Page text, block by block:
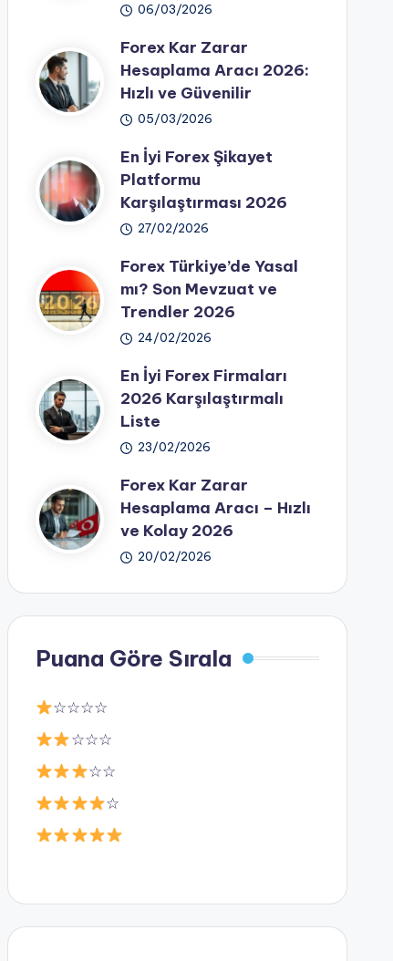
06/03/2026
Forex Kar Zarar
Hesaplama Aracı 2026:
Hızlı ve Güvenilir
05/03/2026
En İyi Forex Şikayet
Platformu
Karşılaştırması 2026
27/02/2026
Forex Türkiye’de Yasal
mı? Son Mevzuat ve
Trendler 2026
24/02/2026
En İyi Forex Firmaları
2026 Karşılaştırmalı
Liste
23/02/2026
Forex Kar Zarar
Hesaplama Aracı – Hızlı
ve Kolay 2026
20/02/2026
Puana Göre Sırala
☆☆☆☆
☆☆☆
☆☆
☆